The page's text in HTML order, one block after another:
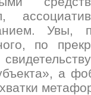
Увы,
по
а